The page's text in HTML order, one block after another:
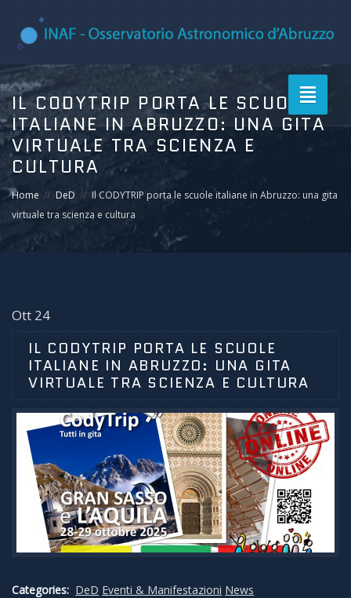
Toggle
IL CODYTRIP PORTA LE SCUOLE
ITALIANE IN ABRUZZO: UNA GITA
VIRTUALE TRA SCIENZA E
CULTURA
Home DeD
Il CODYTRIP porta le scuole italiane in Abruzzo: una gita
virtuale tra scienza e cultura
Ott 24
IL CODYTRIP PORTA LE SCUOLE
ITALIANE IN ABRUZZO: UNA GITA
VIRTUALE TRA SCIENZA E CULTURA
Categories: DeD Eventi & Manifestazioni News